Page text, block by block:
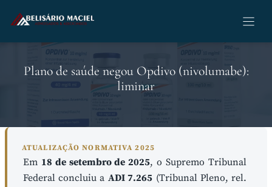
para
o
conteúdo
Plano de saúde negou Opdivo (nivolumabe):
liminar
ATUALIZAÇÃO NORMATIVA 2025
Em 18 de setembro de 2025, o Supremo Tribunal
Federal concluiu a ADI 7.265 (Tribunal Pleno, rel.